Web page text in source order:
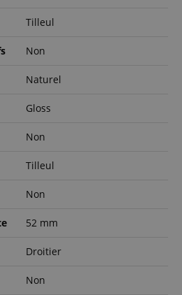
Tilleul
Non
Naturel
Gloss
Non
Tilleul
Non
52 mm
Droitier
Non